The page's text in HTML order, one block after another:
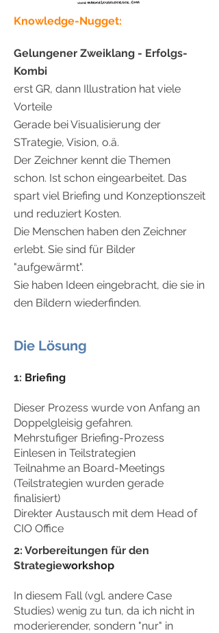
Knowledge-Nugget:
Gelungener Zweiklang - Erfolgs-
Kombi
erst GR, dann Illustration hat viele
Vorteile
Gerade bei Visualisierung der
STrategie, Vision, o.ä.
Der Zeichner kennt die Themen
schon. Ist schon eingearbeitet. Das
spart viel Briefing und Konzeptionszeit
und reduziert Kosten.
Die Menschen haben den Zeichner
erlebt. Sie sind für Bilder
"aufgewärmt".
Sie haben Ideen eingebracht, die sie in
den Bildern wiederfinden.
Die Lösung
1: Briefing
Dieser Prozess wurde von Anfang an
Doppelgleisig gefahren.
Mehrstufiger Briefing-Prozess
Einlesen in Teilstrategien
Teilnahme an Board-Meetings
(Teilstrategien wurden gerade
finalisiert)
Direkter Austausch mit dem Head of
CIO Office
2: Vorbereitungen für den
Strategieworkshop
In diesem Fall (vgl. andere Case
Studies) wenig zu tun, da ich nicht in
moderierender, sondern "nur" in